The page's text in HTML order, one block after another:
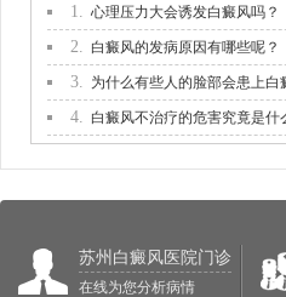
1. 心理压力大会诱发白癜风吗？
2. 白癜风的发病原因有哪些呢？
3. 为什么有些人的脸部会患上白
4. 白癜风不治疗的危害究竟是什
苏州白癜风医院门诊
在线为您分析病情